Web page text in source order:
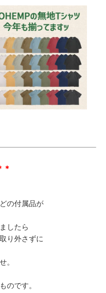
＊
の付属品が
したら
り外さずに
。
のです。